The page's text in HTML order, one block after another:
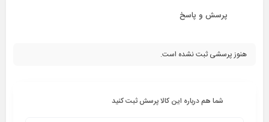
پرسش و پاسخ
هنوز پرسشی ثبت نشده است.
شما هم درباره این کالا پرسش ثبت کنید